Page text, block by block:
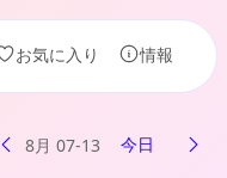
お気に入り 情報
8月 07-13 今日